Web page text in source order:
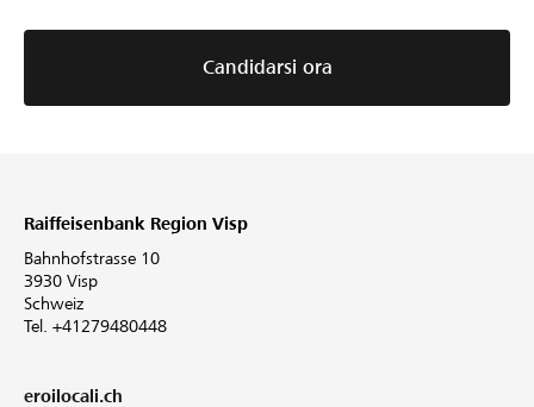
Candidarsi ora
Raiffeisenbank Region Visp
Bahnhofstrasse 10
3930 Visp
Schweiz
Tel. +41279480448
eroilocali.ch